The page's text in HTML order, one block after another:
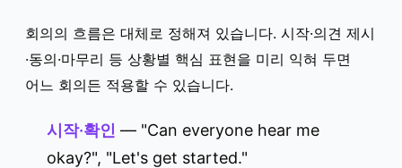
회의의 흐름은 대체로 정해져 있습니다. 시작·의견 제시
·동의·마무리 등 상황별 핵심 표현을 미리 익혀 두면
어느 회의든 적용할 수 있습니다.
시작·확인 — "Can everyone hear me
okay?", "Let's get started."